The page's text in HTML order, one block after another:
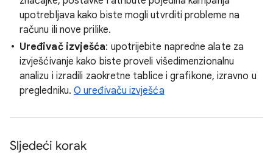
upotrebljava kako biste mogli utvrditi probleme na
računu ili nove prilike.
Uređivač izvješća: upotrijebite napredne alate za
izvješćivanje kako biste proveli višedimenzionalnu
analizu i izradili zaokretne tablice i grafikone, izravno u
pregledniku.O uređivaču izvješća
Sljedeći korak